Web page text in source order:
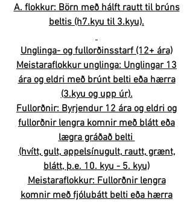
A. flokkur: Börn með hálft rautt til brúns
beltis (h7.kyu til 3.kyu).
Unglinga- og fullorðinsstarf (12+ ára)
Meistaraflokkur unglinga: Unglingar 13
ára og eldri með brúnt belti eða hærra
(3.kyu og upp úr).
Fullorðnir: Byrjendur 12 ára og eldri og
fullorðnir lengra komnir með blátt eða
lægra gráðað belti
(hvítt, gult, appelsínugult, rautt, grænt,
blátt, þ.e. 10. kyu - 5. kyu)
Meistaraflokkur: Fullorðnir lengra
komnir með fjólubátt belti eða hærra